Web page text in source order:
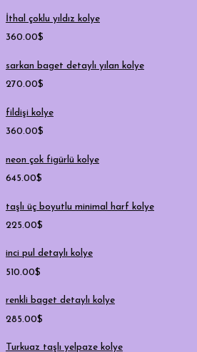
İthal çoklu yıldız kolye
360.00$
sarkan baget detaylı yılan kolye
270.00$
fildişi kolye
360.00$
neon çok figürlü kolye
645.00$
taşlı üç boyutlu minimal harf kolye
225.00$
inci pul detaylı kolye
510.00$
renkli baget detaylı kolye
285.00$
Turkuaz taşlı yelpaze kolye